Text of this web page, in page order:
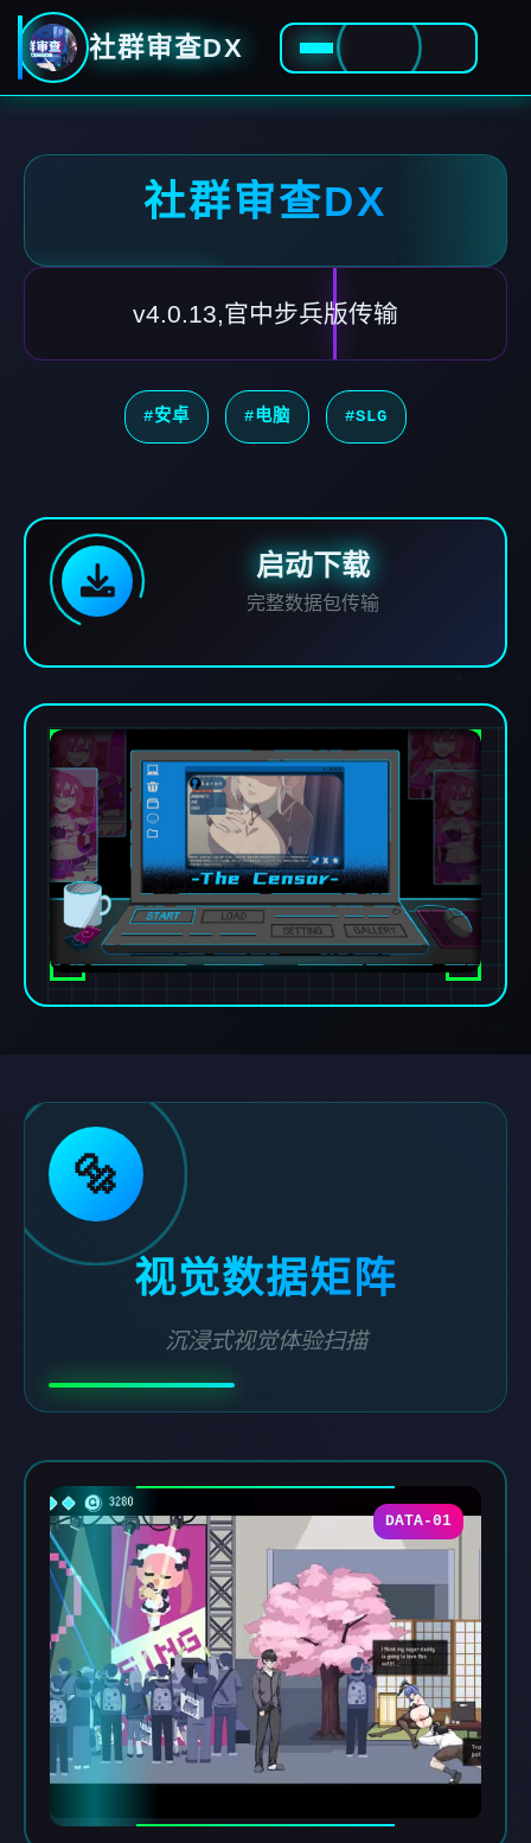
社群审查DX
社群审查DX
v4.0.13,官中步兵版传输
#安卓 #电脑 #SLG
启动下载
完整数据包传输
🔩
视觉数据矩阵
沉浸式视觉体验扫描
DATA-01